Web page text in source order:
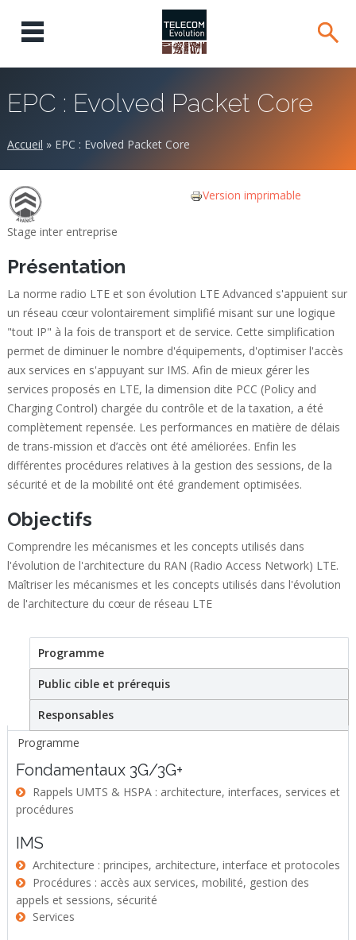
EPC : Evolved Packet Core
Accueil » EPC : Evolved Packet Core
Version imprimable
Stage inter entreprise
Présentation
La norme radio LTE et son évolution LTE Advanced s'appuient sur
un réseau cœur volontairement simplifié misant sur une logique
"tout IP" à la fois de transport et de service. Cette simplification
permet de diminuer le nombre d'équipements, d'optimiser l'accès
aux services en s'appuyant sur IMS. Afin de mieux gérer les
services proposés en LTE, la dimension dite PCC (Policy and
Charging Control) chargée du contrôle et de la taxation, a été
complètement repensée. Les performances en matière de délais
de trans-mission et d’accès ont été améliorées. Enfin les
différentes procédures relatives à la gestion des sessions, de la
sécurité et de la mobilité ont été grandement optimisées.
Objectifs
Comprendre les mécanismes et les concepts utilisés dans
l'évolution de l'architecture du RAN (Radio Access Network) LTE.
Maîtriser les mécanismes et les concepts utilisés dans l'évolution
de l'architecture du cœur de réseau LTE
StageProgramme(active tab)
Public cible et prérequis
Responsables
Programme
Fondamentaux 3G/3G+
procédures
IMS
Architecture : principes, architecture, interface et protocoles
appels et sessions, sécurité
Services